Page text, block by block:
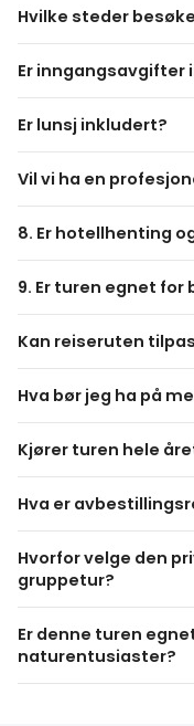
avhengig av
Hvilke steder
Derinkuyu eller
Ihlara-dalen
Belisırma landsby
Selime kloster
Er inngangsavgifter
inkludert
Er lunsj inkludert?
lunsjstopp på en lokal
Vil vi ha en
8. Er hotellhenting
9. Er turen egnet for
Kan reiseruten
Hva bør jeg ha på
anbefales.
Kjører turen hele
Hva er
leverandør og blir
Hvorfor velge den
gruppetur?
Er denne turen
naturentusiaster?